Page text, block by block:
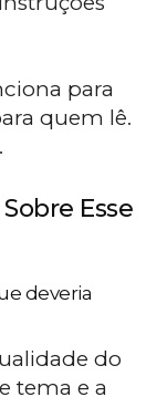
para
quem lê.
Esse
deveria
do
tema e a